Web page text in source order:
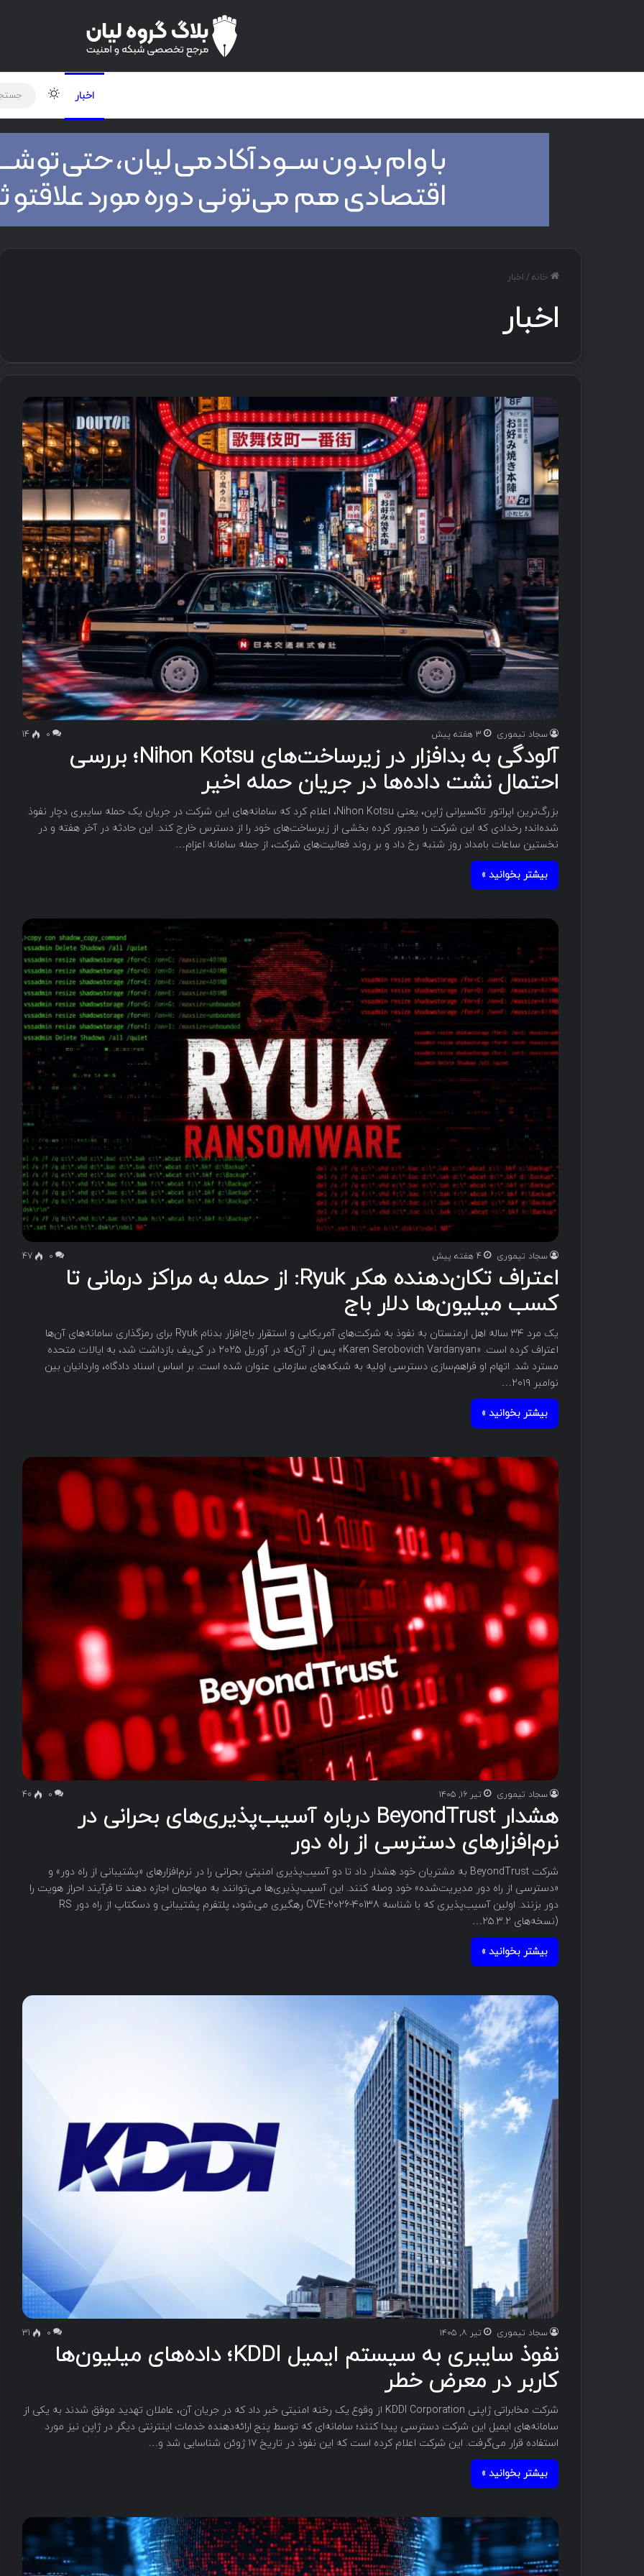
اخبار تغییر
خانه/ اخبار
اخبار
سجاد تیموری 3 هفته پیش ۰ 14
آلودگی به بدافزار در زیرساخت‌های Nihon Kotsu؛ بررسی
احتمال نشت داده‌ها در جریان حمله اخیر
بزرگ‌ترین اپراتور تاکسیرانی ژاپن، یعنی Nihon Kotsu، اعلام کرد که سامانه‌های این شرکت در جریان یک حمله سایبری دچار نفوذ
شده‌اند؛ رخدادی که این شرکت را مجبور کرده بخشی از زیرساخت‌های خود را از دسترس خارج کند. این حادثه در آخر هفته و در
نخستین ساعات بامداد روز شنبه رخ داد و بر روند فعالیت‌های شرکت، از جمله سامانه اعزام…
بیشتر بخوانید »
سجاد تیموری 4 هفته پیش ۰ 47
اعتراف تکان‌دهنده هکر Ryuk: از حمله به مراکز درمانی تا
کسب میلیون‌ها دلار باج
یک مرد ۳۴ ساله اهل ارمنستان به نفوذ به شرکت‌های آمریکایی و استقرار باج‌افزار بدنام Ryuk برای رمزگذاری سامانه‌های آن‌ها
اعتراف کرده است. «Karen Serobovich Vardanyan» پس از آن‌که در آوریل ۲۰۲۵ در کی‌یف بازداشت شد، به ایالات متحده
مسترد شد. اتهام او فراهم‌سازی دسترسی اولیه به شبکه‌های سازمانی عنوان شده است. بر اساس اسناد دادگاه، واردانیان بین
نوامبر ۲۰۱۹…
بیشتر بخوانید »
سجاد تیموری تیر ۱۶, ۱۴۰۵ ۰ 40
هشدار BeyondTrust درباره آسیب‌پذیری‌های بحرانی در
نرم‌افزارهای دسترسی از راه دور
شرکت BeyondTrust به مشتریان خود هشدار داد تا دو آسیب‌پذیری امنیتی بحرانی را در نرم‌افزارهای «پشتیبانی از راه دور» و
«دسترسی از راه دور مدیریت‌شده» خود وصله کنند. این آسیب‌پذیری‌ها می‌توانند به مهاجمان اجازه دهند تا فرآیند احراز هویت را
دور بزنند. اولین آسیب‌پذیری که با شناسه CVE-2026-40138 رهگیری می‌شود، پلتفرم پشتیبانی و دسکتاپ از راه دور RS
(نسخه‌های ۲۵.۳.۲…
بیشتر بخوانید »
سجاد تیموری تیر ۸, ۱۴۰۵ ۰ 31
نفوذ سایبری به سیستم ایمیل KDDI؛ داده‌های میلیون‌ها
کاربر در معرض خطر
شرکت مخابراتی ژاپنی KDDI Corporation از وقوع یک رخنه امنیتی خبر داد که در جریان آن، عاملان تهدید موفق شدند به یکی از
سامانه‌های ایمیل این شرکت دسترسی پیدا کنند؛ سامانه‌ای که توسط پنج ارائه‌دهنده خدمات اینترنتی دیگر در ژاپن نیز مورد
استفاده قرار می‌گرفت. این شرکت اعلام کرده است که این نفوذ در تاریخ ۱۷ ژوئن شناسایی شد و…
بیشتر بخوانید »